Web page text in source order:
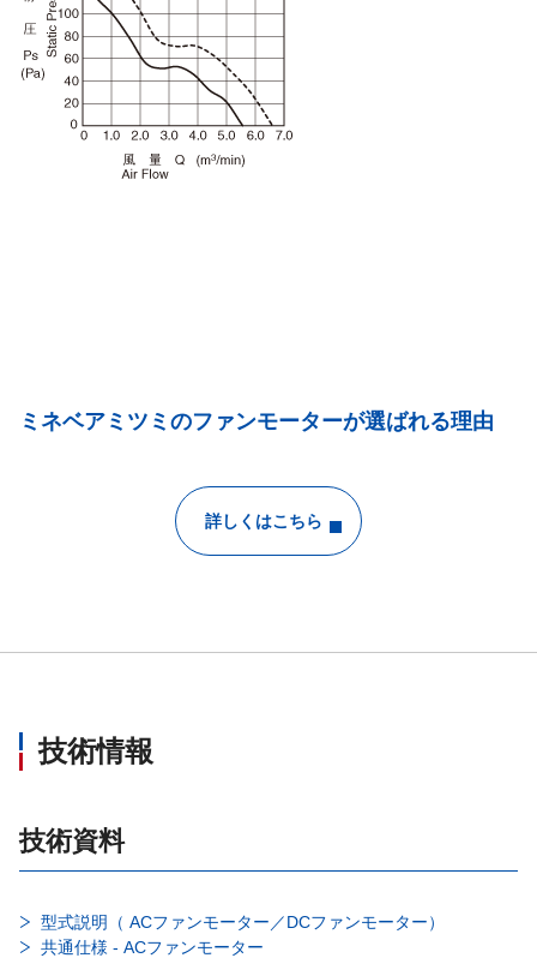
ミネベアミツミのファンモーターが選ばれる理由
詳しくはこちら
技術情報
技術資料
型式説明（ ACファンモーター／DCファンモーター）
共通仕様 - ACファンモーター